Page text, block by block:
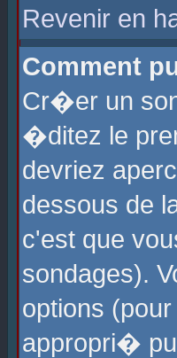
Revenir en
Comment
Cr�er un
�ditez le
devriez
dessous de
c'est que
sondages).
options
appropri�